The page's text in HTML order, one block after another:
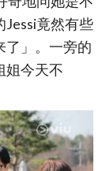
Jessi竟然有些
了」。一旁的
姐今天不